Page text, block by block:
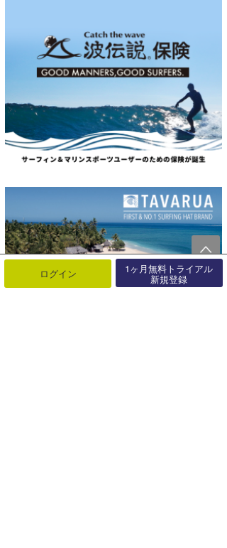
ログイン 1ヶ月無料トライアル
新規登録